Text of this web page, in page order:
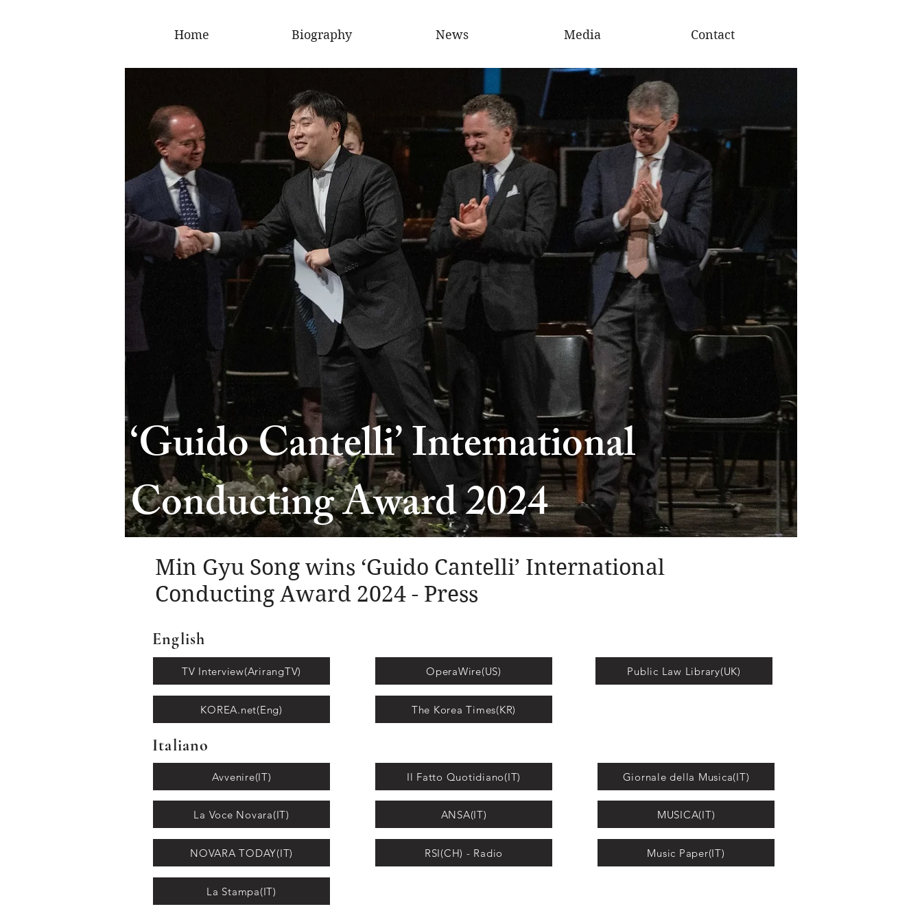
Home Biography News Media Contact
‘Guido Cantelli’ International
Conducting Award 2024
Min Gyu Song wins ‘Guido Cantelli’ International
Conducting Award 2024 - Press
English
TV Interview(ArirangTV)
KOREA.net(Eng)
OperaWire(US) Public Law Library(UK)
The Korea Times(KR)
Italiano
Avvenire(IT)
La Voce Novara(IT)
NOVARA TODAY(IT)
Il Fatto Quotidiano(IT)
ANSA(IT)
RSI(CH) - Radio
Giornale della Musica(IT)
MUSICA(IT)
Music Paper(IT)
La Stampa(IT)